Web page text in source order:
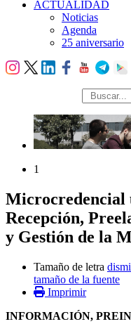
ACTUALIDAD
Noticias
Agenda
25 aniversario
búsqueda
1
Microcredencial
Recepción,
y Gestión de la
Tamaño de letra
tamaño de la fuente
Imprimir
INFORMACIÓN,